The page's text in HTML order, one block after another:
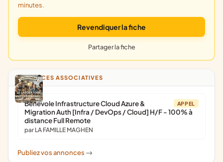
minutes.
Revendiquer la fiche
Partager la fiche
ANNONCES ASSOCIATIVES
APPEL
Bénévole Infrastructure Cloud Azure &
Migration Auth [Infra / DevOps / Cloud] H/F - 100% à
distance Full Remote
par LA FAMILLE MAGHEN
Publiez vos annonces ->